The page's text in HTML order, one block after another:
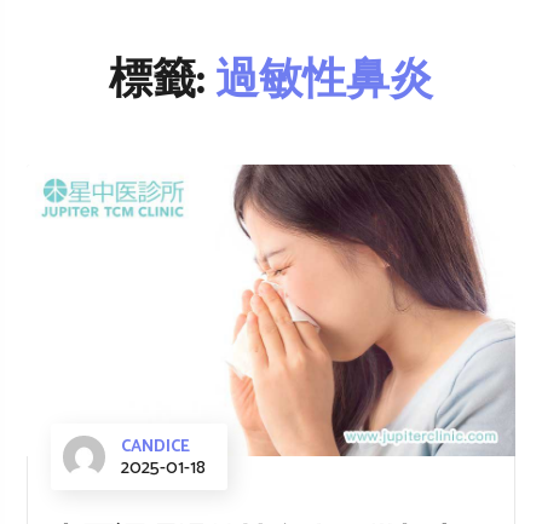
標籤:過敏性鼻炎
CANDICE
2025-01-18